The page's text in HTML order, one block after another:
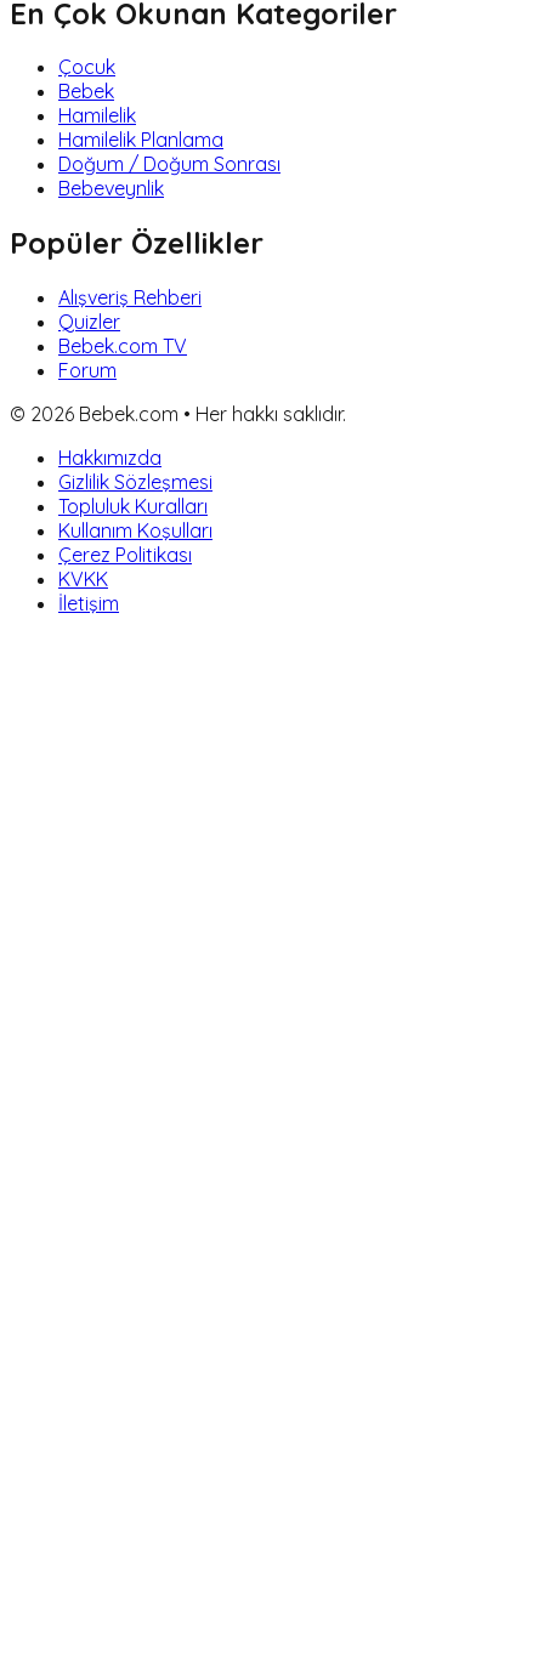
En Çok Okunan Kategoriler
Çocuk
Bebek
Hamilelik
Hamilelik Planlama
Doğum / Doğum Sonrası
Bebeveynlik
Popüler Özellikler
Alışveriş Rehberi
Quizler
Bebek.com TV
Forum
© 2026 Bebek.com • Her hakkı saklıdır.
Hakkımızda
Gizlilik Sözleşmesi
Topluluk Kuralları
Kullanım Koşulları
Çerez Politikası
KVKK
İletişim